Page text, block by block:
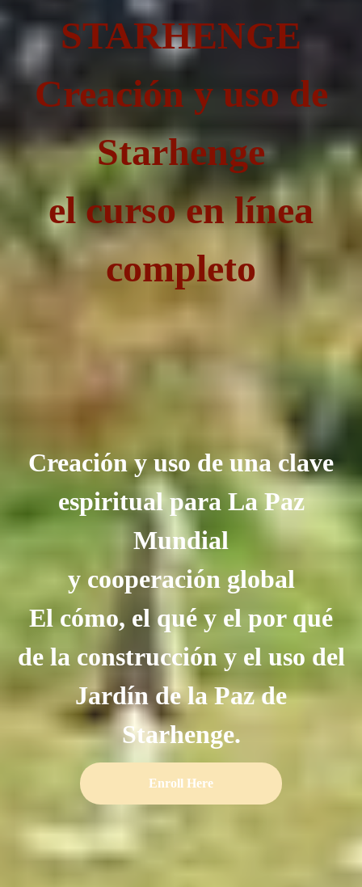
STARHENGE
Creación y uso de
Starhenge
el curso en línea
completo
Creación y uso de una clave
espiritual para La Paz
Mundial
y cooperación global
El cómo, el qué y el por qué
de la construcción y el uso del
Jardín de la Paz de
Starhenge.
Enroll Here